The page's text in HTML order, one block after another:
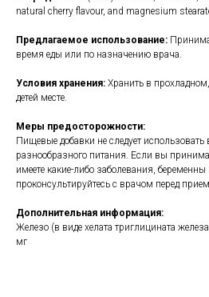
natural cherry flavour, and magnesium
Предлагаемое использование:
время еды или по назначению врача.
Условия хранения: Хранить в
детей месте.
Меры предосторожности:
Пищевые добавки не следует использовать
разнообразного питания. Если вы
имеете какие-либо заболевания,
проконсультируйтесь с врачом перед
Дополнительная информация:
Железо (в виде хелата триглицината
мг